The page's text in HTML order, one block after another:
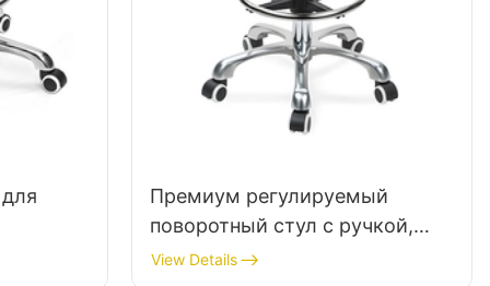
Премиум регулируемый
поворотный стул с ручкой,
межгальное пенопластовое
View Details